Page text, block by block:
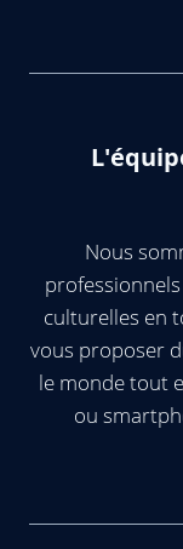
Nous
culturelles en
vous proposer
le monde tout
ou